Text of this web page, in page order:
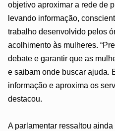
objetivo aproximar a rede de
levando informação,
trabalho desenvolvido pelos
acolhimento às mulheres.
debate e garantir que as
e saibam onde buscar ajuda.
informação e aproxima os
destacou.
A parlamentar ressaltou